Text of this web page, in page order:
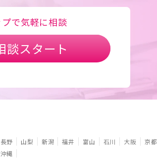
で気軽に相談
談スタート
長野 山梨 新潟 福井 富山 石川 大阪 京都
沖縄